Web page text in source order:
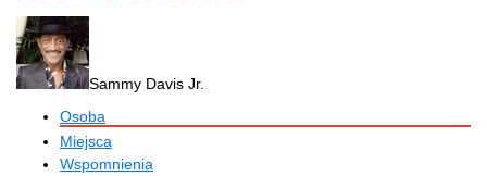
Sammy Davis Jr.
Osoba
Miejsca
Wspomnienia